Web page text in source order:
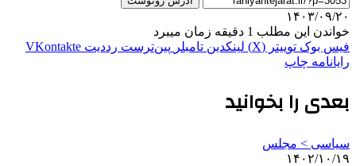
۱۴۰۳/۰۹/۲۰
خواندن این مطلب 1 دقیقه زمان میبرد
فیس بوک توییتر (X) لینکدین ‫تامبلر ‫پین‌ترست ‫رددیت ‫VKontakte
رایانامه چاپ
بعدی را بخوانید
سیاسی > مجلس
۱۴۰۲/۱۰/۱۹